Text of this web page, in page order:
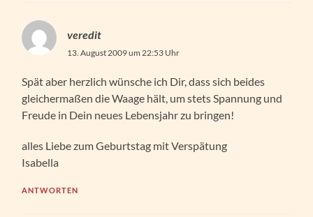
veredit
13. August 2009 um 22:53 Uhr
Spät aber herzlich wünsche ich Dir, dass sich beides
gleichermaßen die Waage hält, um stets Spannung und
Freude in Dein neues Lebensjahr zu bringen!
alles Liebe zum Geburtstag mit Verspätung
Isabella
ANTWORTEN